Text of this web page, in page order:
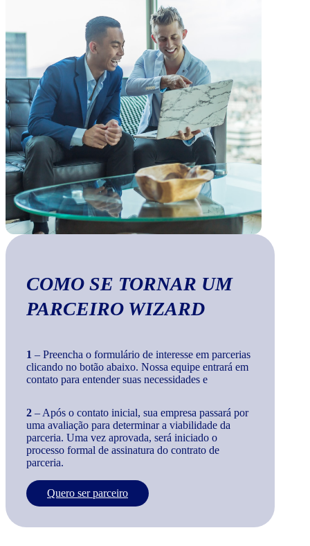
COMO SE TORNAR UM
PARCEIRO WIZARD
1 – Preencha o formulário de interesse em parcerias
clicando no botão abaixo. Nossa equipe entrará em
contato para entender suas necessidades e
2 – Após o contato inicial, sua empresa passará por
uma avaliação para determinar a viabilidade da
parceria. Uma vez aprovada, será iniciado o
processo formal de assinatura do contrato de
parceria.
Quero ser parceiro